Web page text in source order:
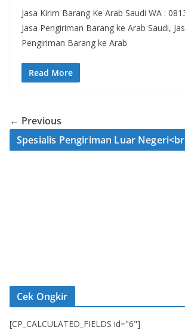
Jasa Kirim Barang Ke Arab Saudi WA :
Jasa Pengiriman Barang ke Arab Saudi,
Pengiriman Barang ke Arab
Read More
← Previous
Spesialis Pengiriman Luar
Cek Ongkir
[CP_CALCULATED_FIELDS id="6"]